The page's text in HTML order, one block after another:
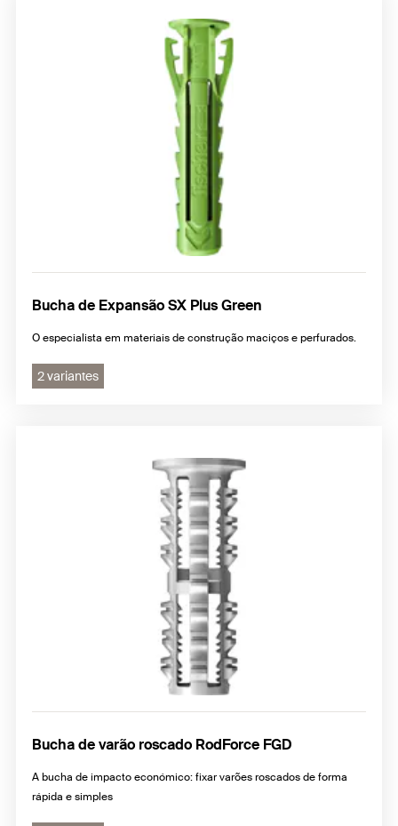
Bucha de Expansão SX Plus Green
O especialista em materiais de construção maciços e perfurados.
2 variantes
Bucha de varão roscado RodForce FGD
A bucha de impacto económico: fixar varões roscados de forma
rápida e simples